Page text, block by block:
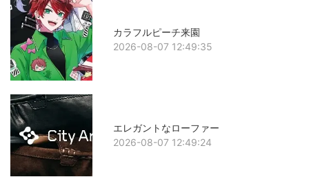
カラフルピーチ来園
2026-08-07 12:49:35
エレガントなローファー
2026-08-07 12:49:24